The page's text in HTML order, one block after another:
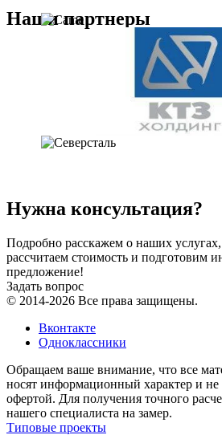
Наши партнеры
Нужна консультация?
Подробно расскажем о наших
рассчитаем стоимость и подготовим
предложение!
Задать вопрос
© 2014-2026 Все права защищены.
Вконтакте
Одноклассники
Обращаем ваше внимание, что все
носят информационный характер и
офертой. Для получения точного
нашего специалиста на замер.
Типовые проекты